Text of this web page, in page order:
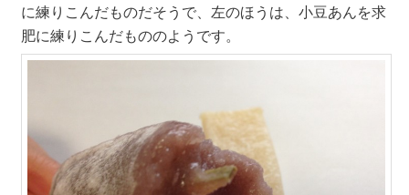
に練りこんだものだそうで、左のほうは、小豆あんを求
肥に練りこんだもののようです。